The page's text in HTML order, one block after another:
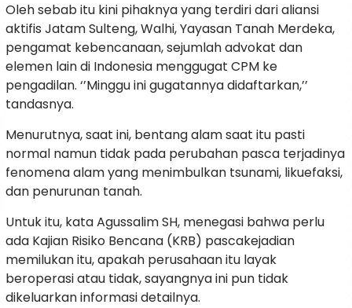
Oleh sebab itu kini pihaknya yang terdiri dari aliansi
aktifis Jatam Sulteng, Walhi, Yayasan Tanah Merdeka,
pengamat kebencanaan, sejumlah advokat dan
elemen lain di Indonesia menggugat CPM ke
pengadilan. ‘’Minggu ini gugatannya didaftarkan,’’
tandasnya.
Menurutnya, saat ini, bentang alam saat itu pasti
normal namun tidak pada perubahan pasca terjadinya
fenomena alam yang menimbulkan tsunami, likuefaksi,
dan penurunan tanah.
Untuk itu, kata Agussalim SH, menegasi bahwa perlu
ada Kajian Risiko Bencana (KRB) pascakejadian
memilukan itu, apakah perusahaan itu layak
beroperasi atau tidak, sayangnya ini pun tidak
dikeluarkan informasi detailnya.